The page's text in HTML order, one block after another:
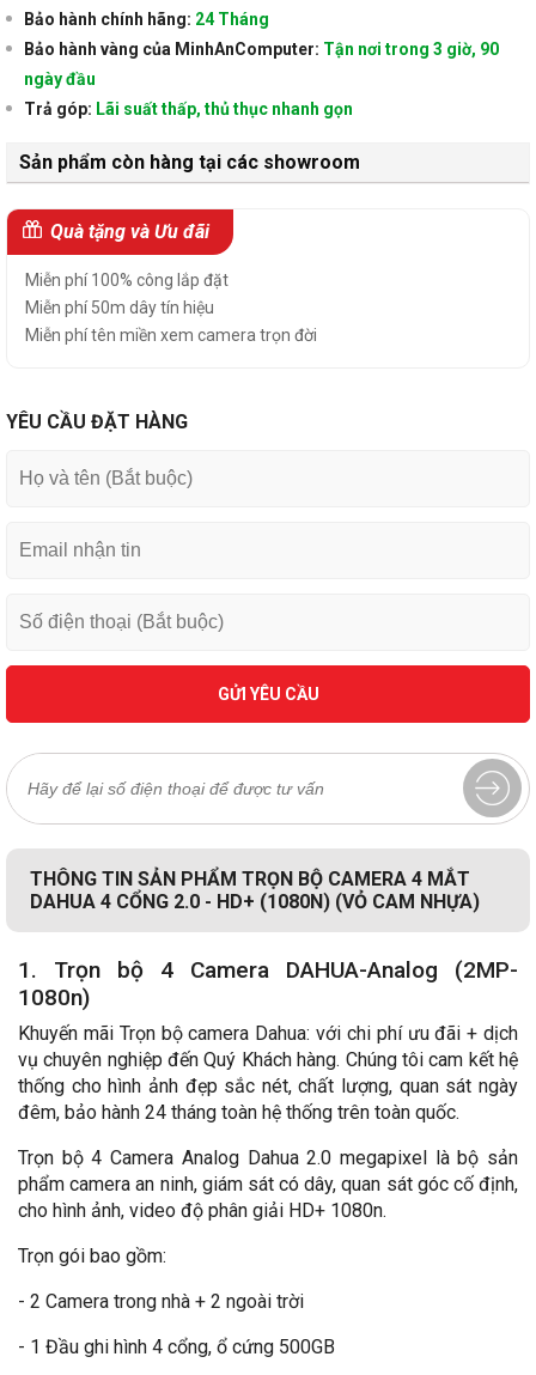
Bảo hành chính hãng: 24 Tháng
Bảo hành vàng của MinhAnComputer: Tận nơi trong 3 giờ, 90
ngày đầu
Trả góp: Lãi suất thấp, thủ thục nhanh gọn
Sản phẩm còn hàng tại các showroom
Quà tặng và Ưu đãi
Miễn phí 100% công lắp đặt
Miễn phí 50m dây tín hiệu
Miễn phí tên miền xem camera trọn đời
YÊU CẦU ĐẶT HÀNG
GỬI YÊU CẦU
THÔNG TIN SẢN PHẨM TRỌN BỘ CAMERA 4 MẮT
DAHUA 4 CỔNG 2.0 - HD+ (1080N) (VỎ CAM NHỰA)
1. Trọn bộ 4 Camera DAHUA-Analog (2MP-
1080n)
Khuyến mãi Trọn bộ camera Dahua: với chi phí ưu đãi + dịch
vụ chuyên nghiệp đến Quý Khách hàng. Chúng tôi cam kết hệ
thống cho hình ảnh đẹp sắc nét, chất lượng, quan sát ngày
đêm, bảo hành 24 tháng toàn hệ thống trên toàn quốc.
Trọn bộ 4 Camera Analog Dahua 2.0 megapixel là bộ sản
phẩm camera an ninh, giám sát có dây, quan sát góc cố định,
cho hình ảnh, video độ phân giải HD+ 1080n.
Trọn gói bao gồm:
- 2 Camera trong nhà + 2 ngoài trời
- 1 Đầu ghi hình 4 cổng, ổ cứng 500GB